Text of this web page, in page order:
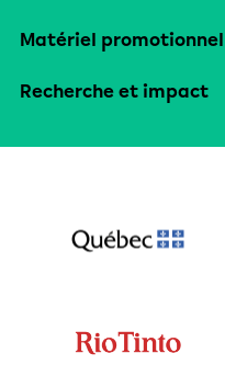
Matériel promotionnel
Recherche et impact